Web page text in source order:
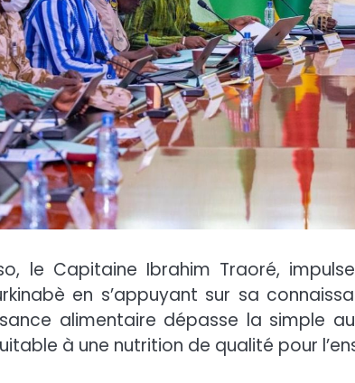
le Capitaine Ibrahim Traoré,
en s’appuyant sur sa
alimentaire dépasse la simple
à une nutrition de qualité pour